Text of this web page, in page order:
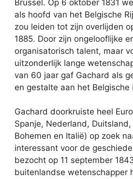
Brussel. Op 6 oktober 1831
als hoofd van het Belgische
zou leiden tot zijn overlijden
1885. Door zijn ongelooflijke
organisatorisch talent, maar
uitzonderlijk lange
van 60 jaar gaf Gachard als
en gestalte aan het Belgische
Gachard doorkruiste heel
Spanje, Nederland,
Bohemen en Italië) op zoek
interessant voor de
bezocht op 11 september
buitenlandse wetenschapper